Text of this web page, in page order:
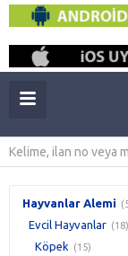
Hayvanlar Alemi
Evcil Hayvanlar (18)
Köpek (15)